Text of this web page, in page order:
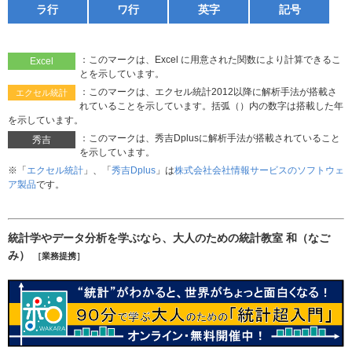
ラ行 ワ行 英字 記号
Excel
：このマークは、Excel に用意された関数により計算できるこ
とを示しています。
エクセル統計
：このマークは、エクセル統計2012以降に解析手法が搭載さ
れていることを示しています。括弧（）内の数字は搭載した年
を示しています。
秀吉
：このマークは、秀吉Dplusに解析手法が搭載されていること
を示しています。
※「エクセル統計 」、「秀吉Dplus 」は株式会社会社情報サービスのソフトウェ
ア製品です。
統計学やデータ分析を学ぶなら、大人のための統計教室 和（なご
み）
［業務提携］